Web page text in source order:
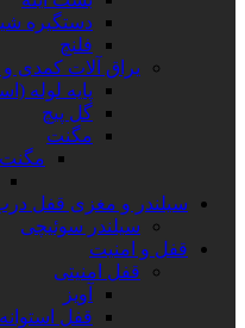
دستگیره
فلنچ
یراق آلات کمدی و
پایه لوله
گل پیچ
مگنت
سیلندر و مغزی قفل
سیلندر سوئیچی
قفل و امنیت
قفل امنیتی
آویز
قفل استوانه